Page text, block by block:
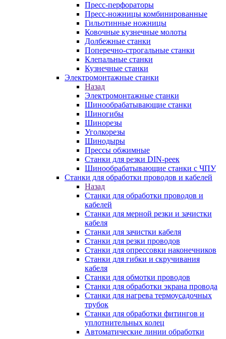
Пресс-перфораторы
Пресс-ножницы комбинированные
Гильотинные ножницы
Ковочные кузнечные молоты
Долбежные станки
Поперечно-строгальные станки
Клепальные станки
Кузнечные станки
Электромонтажные станки
Назад
Электромонтажные станки
Шинообрабатывающие станки
Шиногибы
Шинорезы
Уголкорезы
Шинодыры
Прессы обжимные
Станки для резки DIN-реек
Шинообрабатывающие станки с ЧПУ
Станки для обработки проводов и кабелей
Назад
Станки для обработки проводов и
кабелей
Станки для мерной резки и зачистки
кабеля
Станки для зачистки кабеля
Станки для резки проводов
Станки для опрессовки наконечников
Станки для гибки и скручивания
кабеля
Станки для обмотки проводов
Станки для обработки экрана провода
Станки для нагрева термоусадочных
трубок
Станки для обработки фитингов и
уплотнительных колец
Автоматические линии обработки